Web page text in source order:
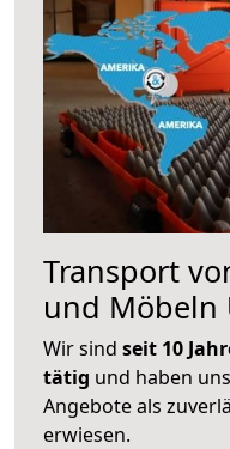
Transport
und Möbeln
Wir sind seit 10
tätig und haben
Angebote als
erwiesen.